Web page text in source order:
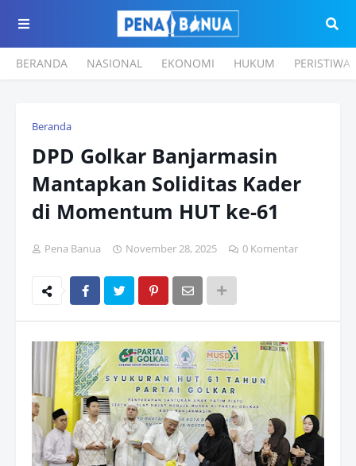
BERANDA NASIONAL EKONOMI HUKUM PERISTIWA
Beranda
DPD Golkar Banjarmasin
Mantapkan Soliditas Kader
di Momentum HUT ke-61
Pena Banua November 28, 2025 0 Komentar